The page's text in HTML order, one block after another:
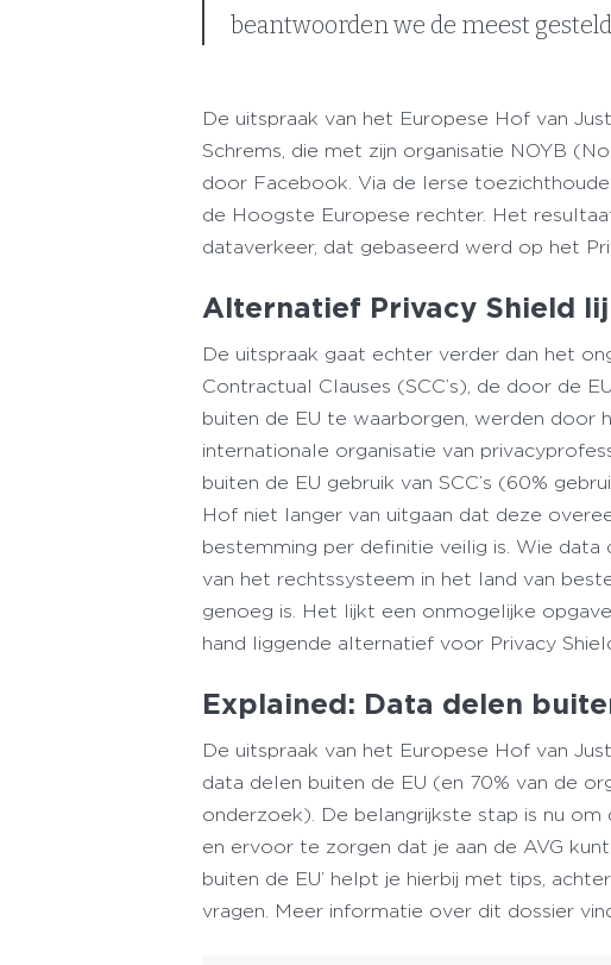
beantwoorden we de meest
De uitspraak van het Europese Hof van
Schrems, die met zijn organisatie NOYB
door Facebook. Via de Ierse
de Hoogste Europese rechter. Het
dataverkeer, dat gebaseerd werd op het
Alternatief Privacy Shield
De uitspraak gaat echter verder dan het
Contractual Clauses (SCC’s), de door de
buiten de EU te waarborgen, werden
internationale organisatie van
buiten de EU gebruik van SCC’s (60%
Hof niet langer van uitgaan dat deze
bestemming per definitie veilig is. Wie
van het rechtssysteem in het land van
genoeg is. Het lijkt een onmogelijke
hand liggende alternatief voor Privacy
Explained: Data delen
De uitspraak van het Europese Hof van
data delen buiten de EU (en 70% van de
onderzoek). De belangrijkste stap is nu
en ervoor te zorgen dat je aan de AVG
buiten de EU’ helpt je hierbij met tips,
vragen. Meer informatie over dit dossier